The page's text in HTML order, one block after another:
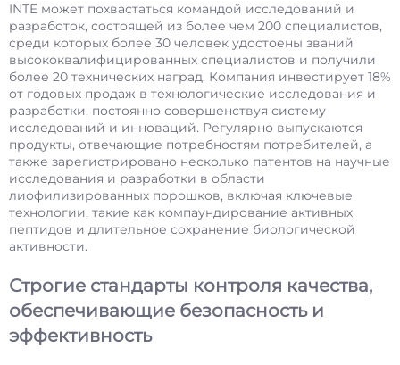
INTE может похвастаться командой исследований и
разработок, состоящей из более чем 200 специалистов,
среди которых более 30 человек удостоены званий
высококвалифицированных специалистов и получили
более 20 технических наград. Компания инвестирует 18%
от годовых продаж в технологические исследования и
разработки, постоянно совершенствуя систему
исследований и инноваций. Регулярно выпускаются
продукты, отвечающие потребностям потребителей, а
также зарегистрировано несколько патентов на научные
исследования и разработки в области
лиофилизированных порошков, включая ключевые
технологии, такие как компаундирование активных
пептидов и длительное сохранение биологической
активности.
Строгие стандарты контроля качества,
обеспечивающие безопасность и
эффективность